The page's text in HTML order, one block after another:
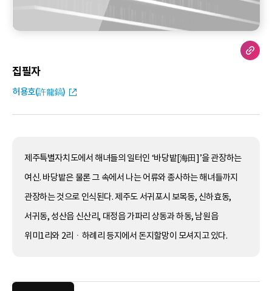
집필자
허용호(許龍鎬)
제주특별자치도에서 해녀들의 일터인 ‘바당밭[海田]’을 관장하는
여신. 바당밭은 물론 그 속에서 나는 어류와 종사하는 해녀들까지
관장하는 것으로 인식된다. 제주도 서귀포시 보목동, 신하효동,
서귀동, 성산읍 신산리, 대정읍 가파리 상동과 하동, 남원읍
위미1리와 2리ㆍ하례리 등지에서 돈지할망이 모셔지고 있다.